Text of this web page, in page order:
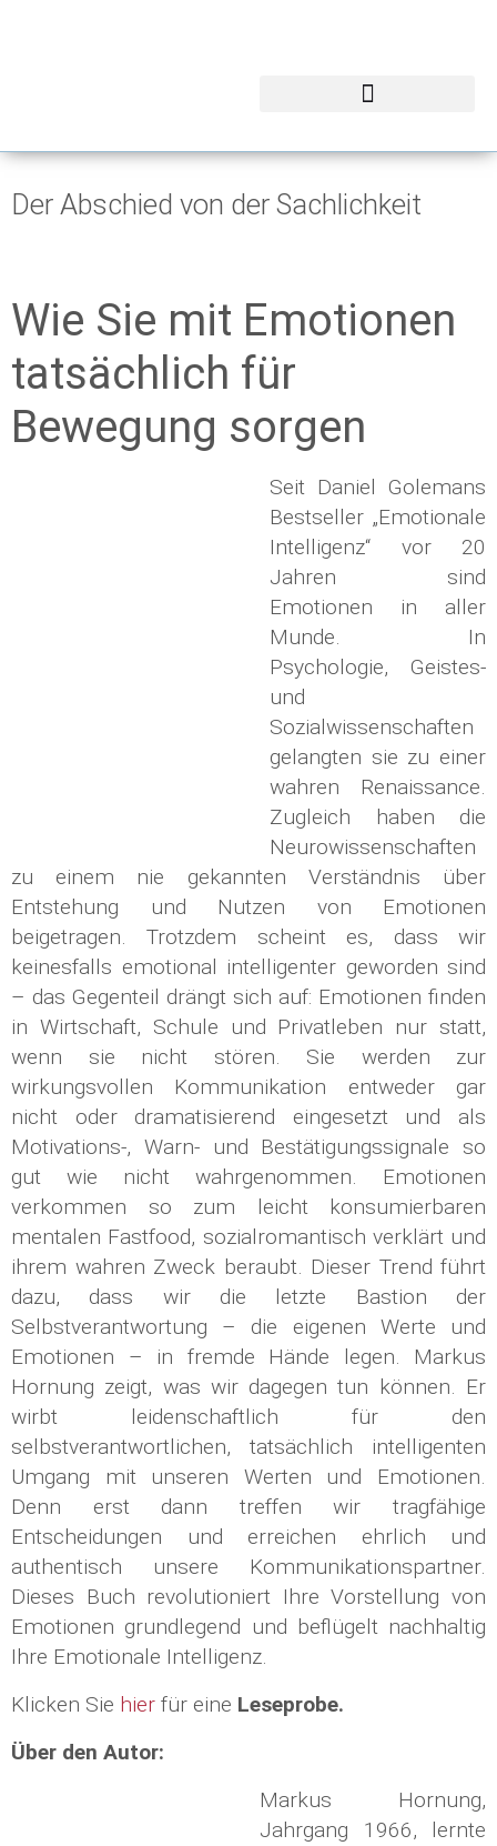
Der Abschied von der Sachlichkeit
Wie Sie mit Emotionen
tatsächlich für
Bewegung sorgen
Seit Daniel Golemans
Bestseller „Emotionale
Intelligenz“ vor 20
Jahren sind
Emotionen in aller
Munde. In
Psychologie, Geistes-
und
Sozialwissenschaften
gelangten sie zu einer
wahren Renaissance.
Zugleich haben die
Neurowissenschaften
zu einem nie gekannten Verständnis über
Entstehung und Nutzen von Emotionen
beigetragen. Trotzdem scheint es, dass wir
keinesfalls emotional intelligenter geworden sind
– das Gegenteil drängt sich auf: Emotionen finden
in Wirtschaft, Schule und Privatleben nur statt,
wenn sie nicht stören. Sie werden zur
wirkungsvollen Kommunikation entweder gar
nicht oder dramatisierend eingesetzt und als
Motivations-, Warn- und Bestätigungssignale so
gut wie nicht wahrgenommen. Emotionen
verkommen so zum leicht konsumierbaren
mentalen Fastfood, sozialromantisch verklärt und
ihrem wahren Zweck beraubt. Dieser Trend führt
dazu, dass wir die letzte Bastion der
Selbstverantwortung – die eigenen Werte und
Emotionen – in fremde Hände legen. Markus
Hornung zeigt, was wir dagegen tun können. Er
wirbt leidenschaftlich für den
selbstverantwortlichen, tatsächlich intelligenten
Umgang mit unseren Werten und Emotionen.
Denn erst dann treffen wir tragfähige
Entscheidungen und erreichen ehrlich und
authentisch unsere Kommunikationspartner.
Dieses Buch revolutioniert Ihre Vorstellung von
Emotionen grundlegend und beflügelt nachhaltig
Ihre Emotionale Intelligenz.
Klicken Sie hier für eine Leseprobe.
Über den Autor:
Markus Hornung,
Jahrgang 1966, lernte